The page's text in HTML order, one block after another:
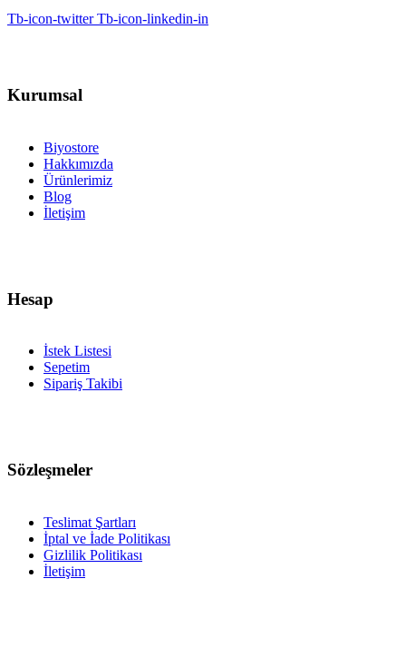
Tb-icon-twitter Tb-icon-linkedin-in
Kurumsal
Biyostore
Hakkımızda
Ürünlerimiz
Blog
İletişim
Hesap
İstek Listesi
Sepetim
Sipariş Takibi
Sözleşmeler
Teslimat Şartları
İptal ve İade Politikası
Gizlilik Politikası
İletişim